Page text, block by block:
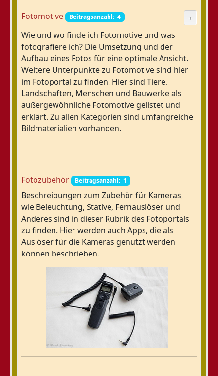
Fotomotive Beitragsanzahl: 4
Wie und wo finde ich Fotomotive und was
fotografiere ich? Die Umsetzung und der
Aufbau eines Fotos für eine optimale Ansicht.
Weitere Unterpunkte zu Fotomotive sind hier
im Fotoportal zu finden. Hier sind Tiere,
Landschaften, Menschen und Bauwerke als
außergewöhnliche Fotomotive gelistet und
erklärt. Zu allen Kategorien sind umfangreiche
Bildmaterialien vorhanden.
Fotozubehör Beitragsanzahl: 1
Beschreibungen zum Zubehör für Kameras,
wie Beleuchtung, Stative, Fernauslöser und
Anderes sind in dieser Rubrik des Fotoportals
zu finden. Hier werden auch Apps, die als
Auslöser für die Kameras genutzt werden
können beschrieben.